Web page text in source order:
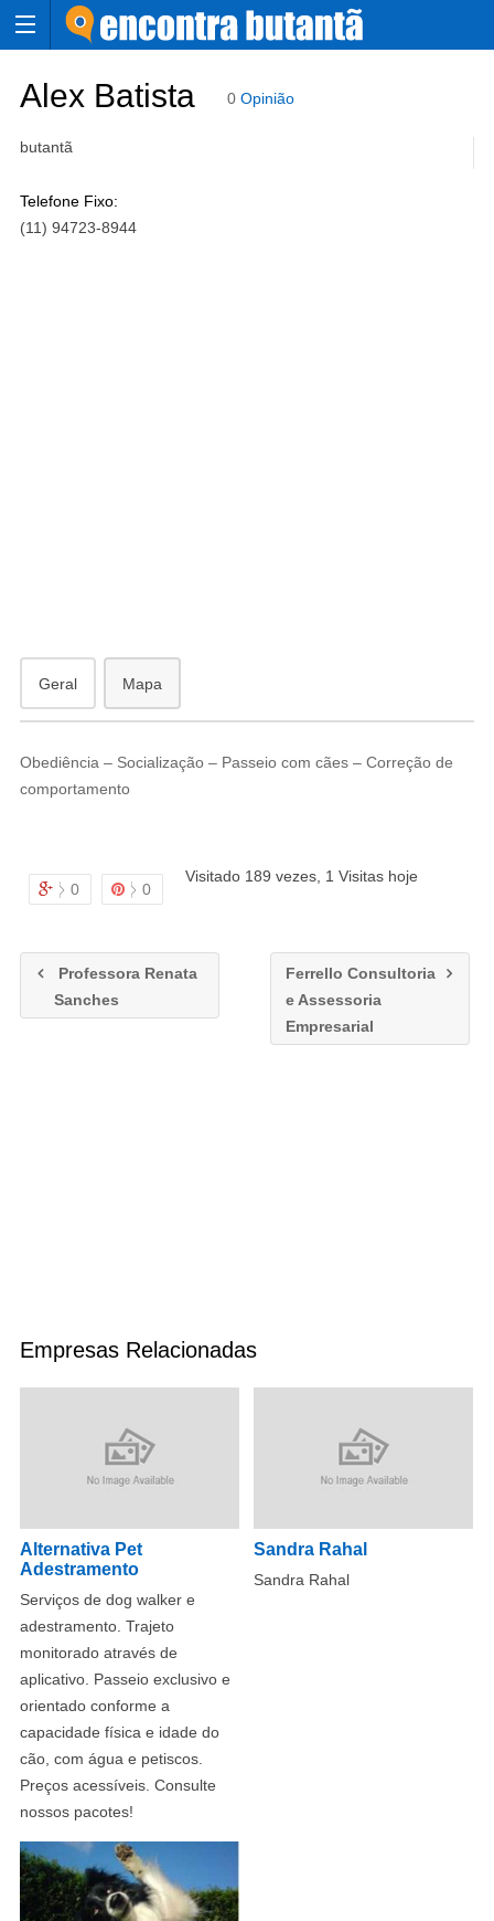
Alex Batista 0 Opinião
butantã
Telefone Fixo:
(11) 94723-8944
Geral Mapa
Obediência – Socialização – Passeio com cães – Correção de
comportamento
0 0
Visitado 189 vezes, 1 Visitas hoje
Professora Renata
Sanches
Ferrello Consultoria
e Assessoria
Empresarial
Empresas Relacionadas
Alternativa Pet
Adestramento
Serviços de dog walker e
adestramento. Trajeto
monitorado através de
aplicativo. Passeio exclusivo e
orientado conforme a
capacidade física e idade do
cão, com água e petiscos.
Preços acessíveis. Consulte
nossos pacotes!
Sandra Rahal
Sandra Rahal